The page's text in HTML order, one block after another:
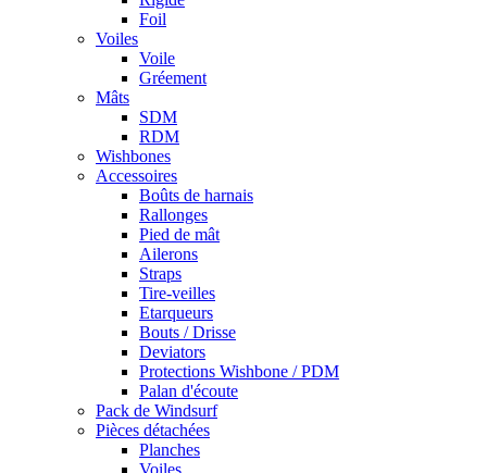
Foil
Voiles
Voile
Gréement
Mâts
SDM
RDM
Wishbones
Accessoires
Boûts de harnais
Rallonges
Pied de mât
Ailerons
Straps
Tire-veilles
Etarqueurs
Bouts / Drisse
Deviators
Protections Wishbone / PDM
Palan d'écoute
Pack de Windsurf
Pièces détachées
Planches
Voiles